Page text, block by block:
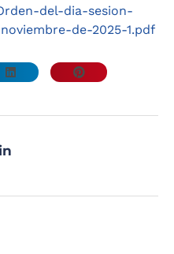
del-dia-sesion-
de-2025-1.pdf